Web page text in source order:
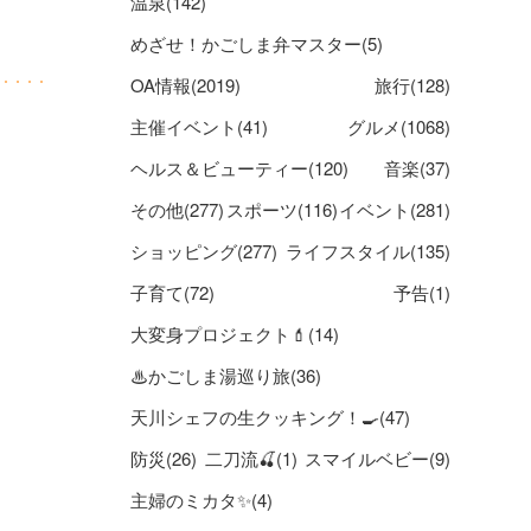
めざせ！かごしま弁マスター(5)
OA情報(2019)
旅行(128)
主催イベント(41)
グルメ(1068)
ヘルス＆ビューティー(120)
音楽(37)
その他(277) スポーツ(116)イベント(281)
ショッピング(277) ライフスタイル(135)
子育て(72)
予告(1)
大変身プロジェクト💄(14)
♨かごしま湯巡り旅(36)
天川シェフの生クッキング！🍳(47)
防災(26) 二刀流🍒(1) スマイルベビー(9)
主婦のミカタ✨(4)